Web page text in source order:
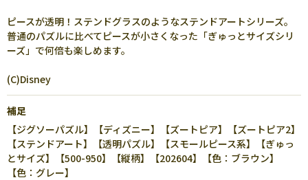
ピースが透明！ステンドグラスのようなステンドアートシリーズ。
普通のパズルに比べてピースが小さくなった「ぎゅっとサイズシリ
ーズ」で何倍も楽しめます。
(C)Disney
補足
【ジグソーパズル】【ディズニー】【ズートピア】【ズートピア2】
【ステンドアート】【透明パズル】【スモールピース系】【ぎゅっ
とサイズ】【500-950】【縦柄】【202604】【色：ブラウン】
【色：グレー】